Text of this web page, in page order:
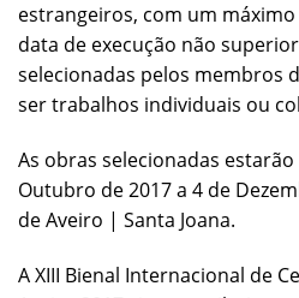
estrangeiros, com um
data de execução não
selecionadas pelos membros
ser trabalhos individuais ou
As obras selecionadas
Outubro de 2017 a 4 de
de Aveiro | Santa Joana.
A XIII Bienal Internacional de